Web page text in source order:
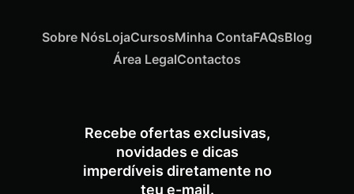
Recebe ofertas exclusivas,
novidades e dicas
imperdíveis diretamente no
teu e-mail.
Sobre NósLojaCursosMinha ContaFAQsBlog
Área LegalContactos